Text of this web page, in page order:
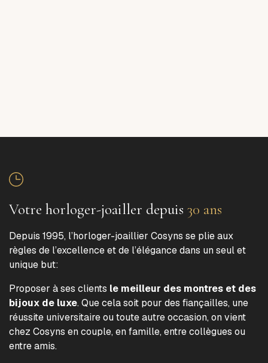
Votre horloger-joailler depuis 30 ans
Depuis 1995, l’horloger-joaillier Cosyns se plie aux
règles de l’excellence et de l’élégance dans un seul et
unique but:
Proposer à ses clients le meilleur des montres et des
bijoux de luxe. Que cela soit pour des fiançailles, une
réussite universitaire ou toute autre occasion, on vient
chez Cosyns en couple, en famille, entre collègues ou
entre amis.